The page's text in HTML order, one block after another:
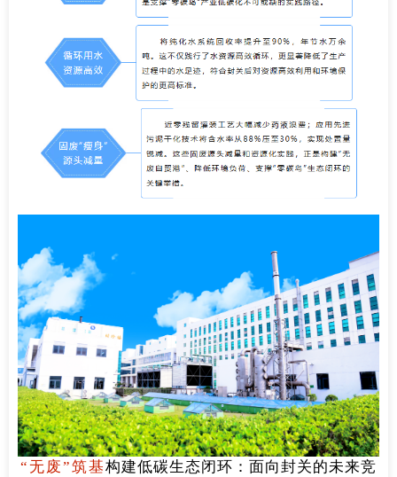
“无废”筑基构建低碳生态闭环：面向封关的未来竞